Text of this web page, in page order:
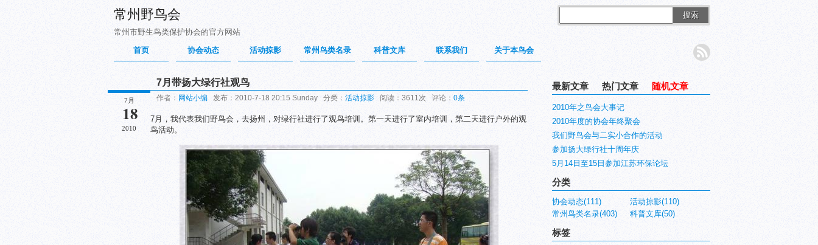
常州野鸟会
常州市野生鸟类保护协会的官方网站
搜索
首页 协会动态 活动掠影 常州鸟类名录 科普文库 联系我们 关于本鸟会
7月
18
2010
7月带扬大绿行社观鸟
作者： 网站小编 发布：2010-7-18 20:15 Sunday 分类： 活动掠影 阅读：3611次 评论： 0条
7月，我代表我们野鸟会，去扬州，对绿行社进行了观鸟培训。第一天进行了室内培训，第二天进行户外的观
鸟活动。
最新文章 热门文章 随机文章
2010年之鸟会大事记
2010年度的协会年终聚会
我们野鸟会与二实小合作的活动
参加扬大绿行社十周年庆
5月14日至15日参加江苏环保论坛
分类
协会动态(111)
活动掠影(110)
常州鸟类名录(403)
科普文库(50)
标签